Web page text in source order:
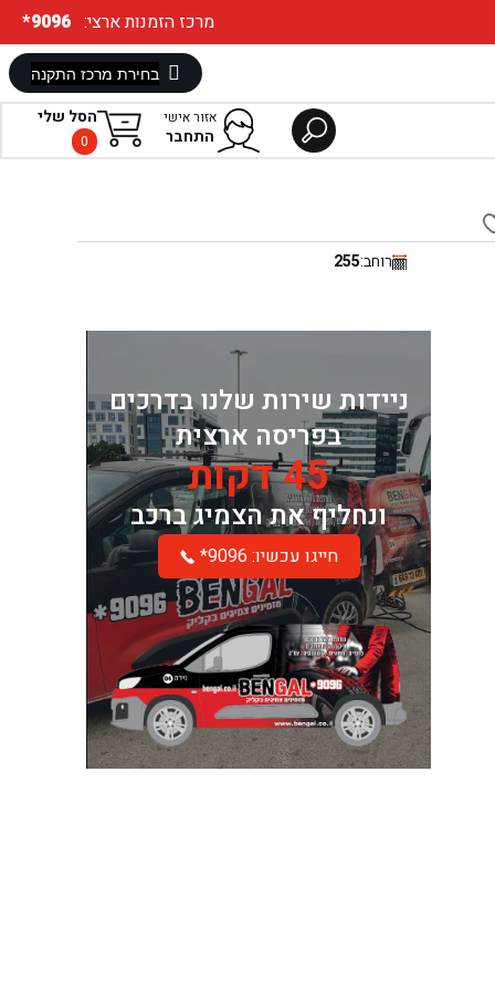
*9096 :מרכז הזמנות ארצי
הסל שלי
0
אזור אישי
התחבר
רוחב:255
ניידות שירות שלנו בדרכים
בפריסה ארצית
45 דקות
ונחליף את הצמיג ברכב
*חייגו עכשיו: 9096